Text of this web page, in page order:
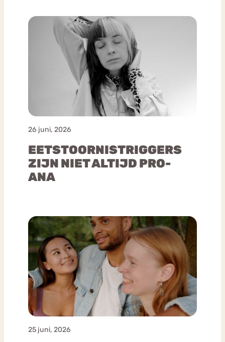
26 juni, 2026
EETSTOORNISTRIGGERS
ZIJN NIET ALTIJD PRO-
ANA
25 juni, 2026